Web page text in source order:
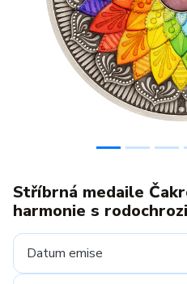
Previous
Stříbrná medaile
harmonie s
Datum emise